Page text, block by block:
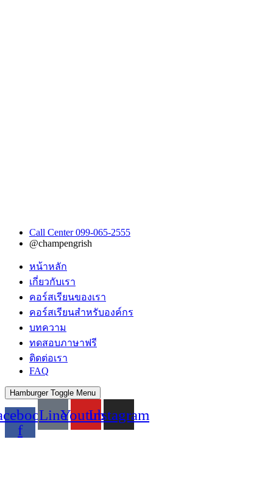
Call Center 099-065-2555
@champengrish
หน้าหลัก
เกี่ยวกับเรา
คอร์สเรียนของเรา
คอร์สเรียนสำหรับองค์กร
บทความ
ทดสอบภาษาฟรี
ติดต่อเรา
FAQ
Hamburger Toggle Menu
f
LineYoutubeInstagram